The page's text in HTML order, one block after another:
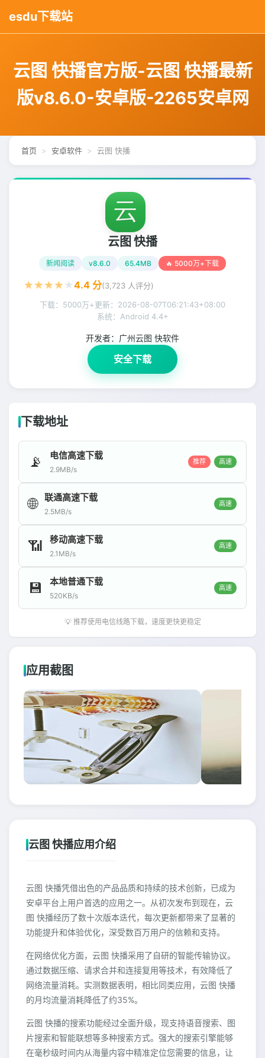
esdu下载站
云图 快播官方版-云图 快播最新
版v8.6.0-安卓版-2265安卓网
首页 安卓软件 云图 快播
云图 快播
新闻阅读 v8.6.0 65.4MB 🔥 5000万+下载
★ ★ ★ ★ ★4.4 分(3,723 人评分)
下载：5000万+更新： 2026-08-07T06:21:43+08:00
系统：Android 4.4+
开发者： 广州云图 快软件
安全下载
下载地址
📡 电信高速下载
2.9MB/s
推荐 高速
🌐 联通高速下载
2.5MB/s
高速
📶 移动高速下载
2.1MB/s
高速
💾 本地普通下载
520KB/s
高速
💡 推荐使用电信线路下载，速度更快更稳定
应用截图
云图 快播应用介绍
云图 快播凭借出色的产品品质和持续的技术创新，已成为
安卓平台上用户首选的应用之一。从初次发布到现在，云
图 快播经历了数十次版本迭代，每次更新都带来了显著的
功能提升和体验优化，深受数百万用户的信赖和支持。
在网络优化方面，云图 快播采用了自研的智能传输协议。
通过数据压缩、请求合并和连接复用等技术，有效降低了
网络流量消耗。实测数据表明，相比同类应用，云图 快播
的月均流量消耗降低了约35%。
云图 快播的搜索功能经过全面升级，现支持语音搜索、图
片搜索和智能联想等多种搜索方式。强大的搜索引擎能够
在毫秒级时间内从海量内容中精准定位您需要的信息，让